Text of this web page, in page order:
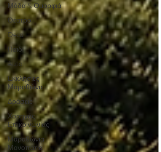
Μόδα & Ομορφιά
Θέατρο
Deco
Παιδί
Auto
Εκκλησίες
Μαραθώνα
Δράσεις
Χορηγός
Επικοινωνίας
Μαραθώνια
Μονοπάτια